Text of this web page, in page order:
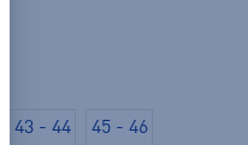
43 - 44 45 - 46